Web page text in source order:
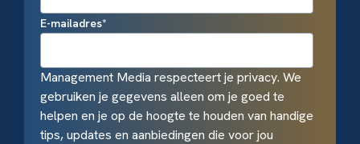
E-mailadres*
Management Media respecteert je privacy. We
gebruiken je gegevens alleen om je goed te
helpen en je op de hoogte te houden van handige
tips, updates en aanbiedingen die voor jou